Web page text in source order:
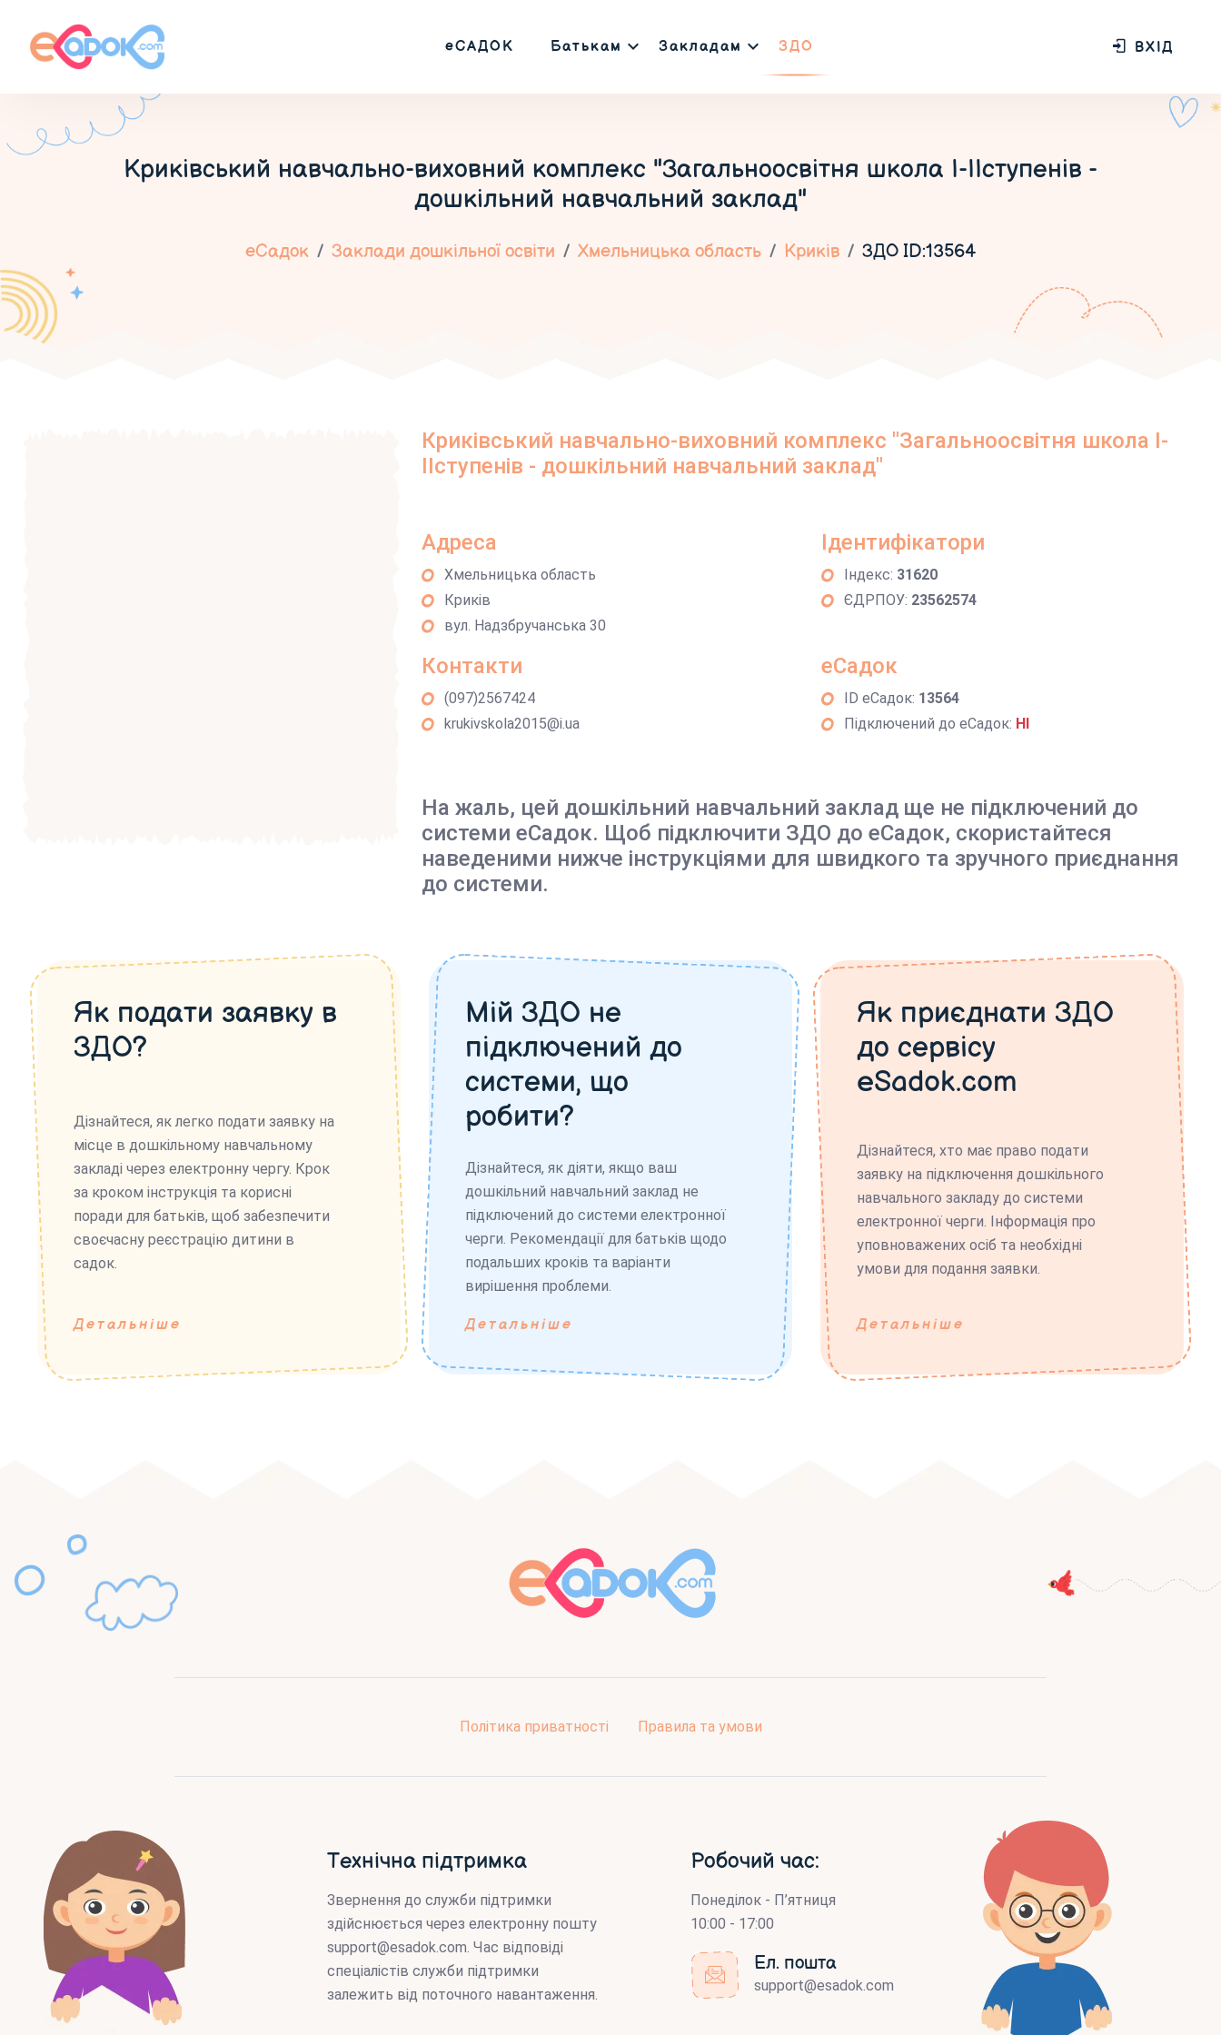
еСАДОК Батькам Закладам ЗДО ВХІД
Криківський навчально-виховний комплекс "Загальноосвітня школа І-ІІступенів -
дошкільний навчальний заклад"
еСадок Заклади дошкільної освіти Хмельницька область Криків ЗДО ID:13564
Криківський навчально-виховний комплекс "Загальноосвітня школа І-
ІІступенів - дошкільний навчальний заклад"
Адреса
Хмельницька область
Криків
вул. Надзбручанська 30
Ідентифікатори
Індекс: 31620
ЄДРПОУ: 23562574
Контакти
(097)2567424
krukivskola2015@i.ua
еСадок
ID еСадок: 13564
Підключений до еСадок: НІ
На жаль, цей дошкільний навчальний заклад ще не підключений до
системи еСадок. Щоб підключити ЗДО до еСадок, скористайтеся
наведеними нижче інструкціями для швидкого та зручного приєднання
до системи.
Як подати заявку в
ЗДО?
Дізнайтеся, як легко подати заявку на
місце в дошкільному навчальному
закладі через електронну чергу. Крок
за кроком інструкція та корисні
поради для батьків, щоб забезпечити
своєчасну реєстрацію дитини в
садок.
Детальніше
Мій ЗДО не
підключений до
системи, що
робити?
Дізнайтеся, як діяти, якщо ваш
дошкільний навчальний заклад не
підключений до системи електронної
черги. Рекомендації для батьків щодо
подальших кроків та варіанти
вирішення проблеми.
Детальніше
Як приєднати ЗДО
до сервісу
eSadok.com
Дізнайтеся, хто має право подати
заявку на підключення дошкільного
навчального закладу до системи
електронної черги. Інформація про
уповноважених осіб та необхідні
умови для подання заявки.
Детальніше
Політика приватності Правила та умови
Технічна підтримка
Звернення до служби підтримки
здійснюється через електронну пошту
support@esadok.com. Час відповіді
спеціалістів служби підтримки
залежить від поточного навантаження.
Робочий час:
Понеділок - П’ятниця
10:00 - 17:00
Ел. пошта
support@esadok.com